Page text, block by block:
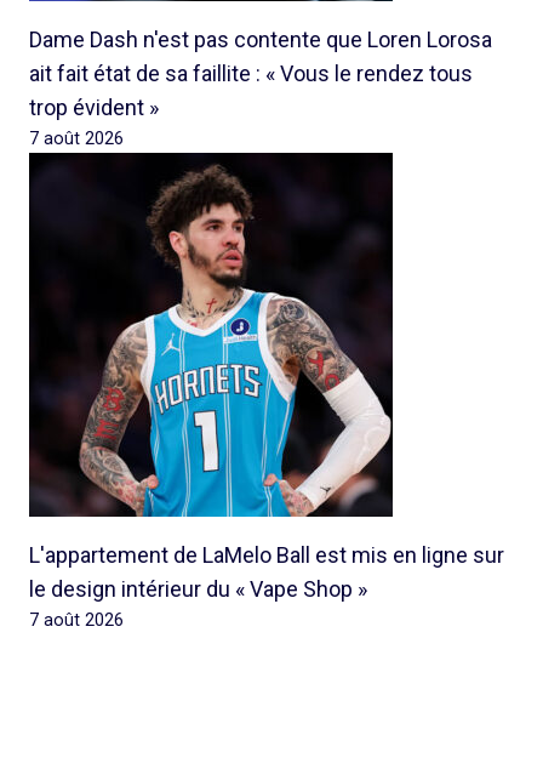
Dame Dash n'est pas contente que Loren Lorosa
ait fait état de sa faillite : « Vous le rendez tous
trop évident »
7 août 2026
L'appartement de LaMelo Ball est mis en ligne sur
le design intérieur du « Vape Shop »
7 août 2026